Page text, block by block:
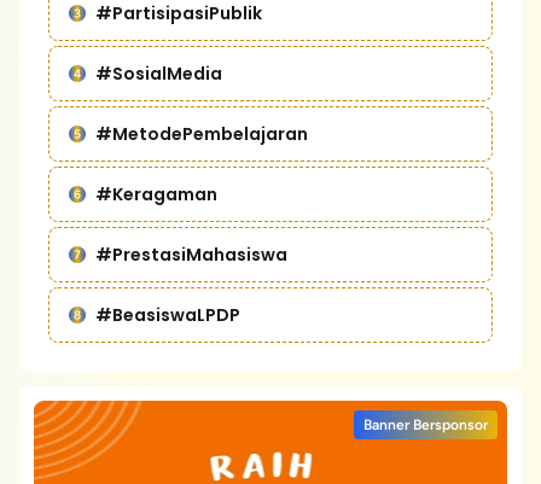
#PartisipasiPublik
#SosialMedia
#MetodePembelajaran
#Keragaman
#PrestasiMahasiswa
#BeasiswaLPDP
Banner Bersponsor